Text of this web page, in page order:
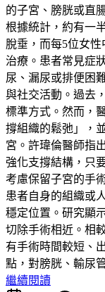
的子宮、膀胱或直
根據統計，約有一
脫垂，而每5位女
治療。患者常見症
尿、漏尿或排便困
與社交活動。過去
標準方式。然而，
撐組織的鬆弛」，
宮。許瑋倫醫師指
強化支撐結構，只
考慮保留子宮的手
患者自身的組織或
穩定位置。研究顯
切除手術相近。相
有手術時間較短、
點，對膀胱、輸尿
繼續閱讀